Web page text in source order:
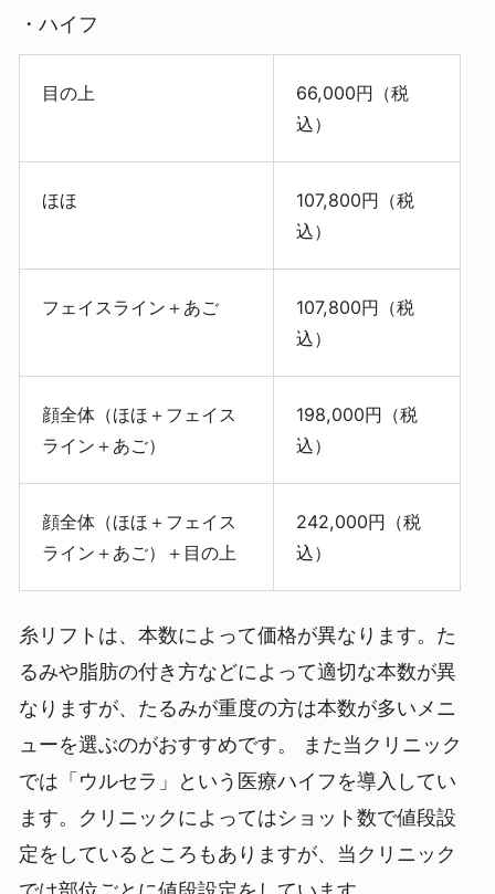
・ハイフ
目の上
66,000円（税
込）
ほほ
107,800円（税
込）
フェイスライン＋あご
107,800円（税
込）
顔全体（ほほ＋フェイス
ライン＋あご）
198,000円（税
込）
顔全体（ほほ＋フェイス
ライン＋あご）＋目の上
242,000円（税
込）
糸リフトは、本数によって価格が異なります。た
るみや脂肪の付き方などによって適切な本数が異
なりますが、たるみが重度の方は本数が多いメニ
ューを選ぶのがおすすめです。
また当クリニック
では「ウルセラ」という医療ハイフを導入してい
ます。クリニックによってはショット数で値段設
定をしているところもありますが、当クリニック